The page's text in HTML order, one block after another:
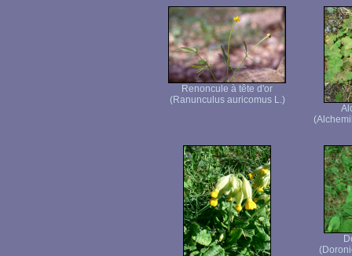
Renoncule à tête d'or
(Ranunculus auricomus L.)